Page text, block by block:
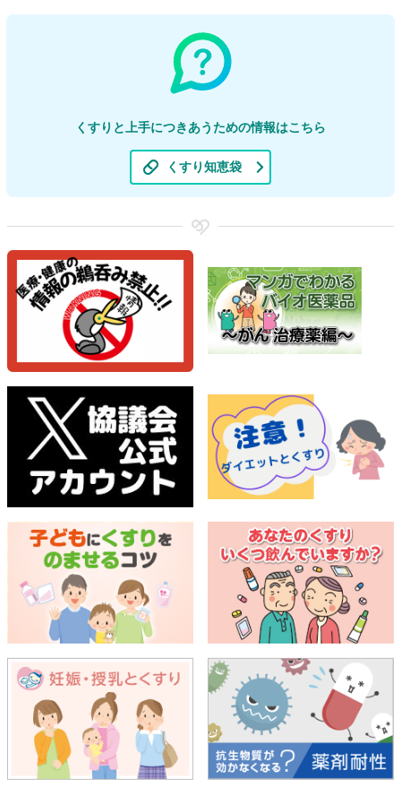
くすりと上手につきあうための情報はこちら
くすり知恵袋